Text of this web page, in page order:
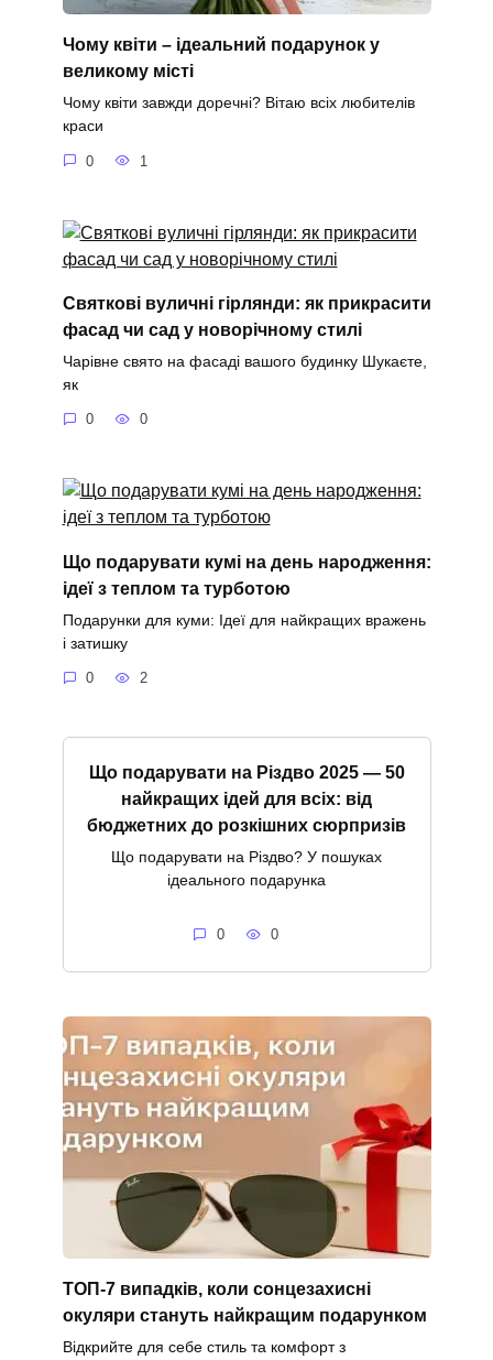
Чому квіти – ідеальний подарунок у
великому місті
Чому квіти завжди доречні? Вітаю всіх любителів
краси
0 1
Святкові вуличні гірлянди: як прикрасити
фасад чи сад у новорічному стилі
Чарівне свято на фасаді вашого будинку Шукаєте,
як
0 0
Що подарувати кумі на день народження:
ідеї з теплом та турботою
Подарунки для куми: Ідеї для найкращих вражень
і затишку
0 2
Що подарувати на Різдво 2025 — 50
найкращих ідей для всіх: від
бюджетних до розкішних сюрпризів
Що подарувати на Різдво? У пошуках
ідеального подарунка
0 0
ТОП-7 випадків, коли сонцезахисні
окуляри стануть найкращим подарунком
Відкрийте для себе стиль та комфорт з